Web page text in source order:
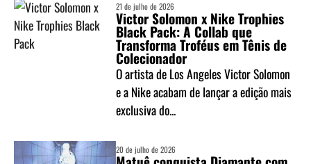
21 de julho de 2026
Victor Solomon x Nike Trophies
Black Pack: A Collab que
Transforma Troféus em Tênis de
Colecionador
O artista de Los Angeles Victor Solomon
e a Nike acabam de lançar a edição mais
exclusiva do...
20 de julho de 2026